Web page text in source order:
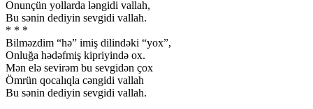
Onunçün yollarda ləngidi vallah,
Bu sənin dediyin sevgidi vallah.
* * *
Bilməzdim “hə” imiş dilindəki “yox”,
Onluğa hədəfmiş kipriyində ox.
Mən elə sevirəm bu sevgidən çox
Ömrün qocalıqla cəngidi vallah
Bu sənin dediyin sevgidi vallah.